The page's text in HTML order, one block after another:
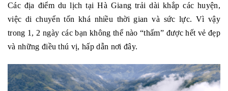
Các địa điểm du lịch tại Hà Giang trải dài khắp các huyện,
việc di chuyển tốn khá nhiều thời gian và sức lực. Vì vậy
trong 1, 2 ngày các bạn không thể nào “thấm” được hết vẻ đẹp
và những điều thú vị, hấp dẫn nơi đây.